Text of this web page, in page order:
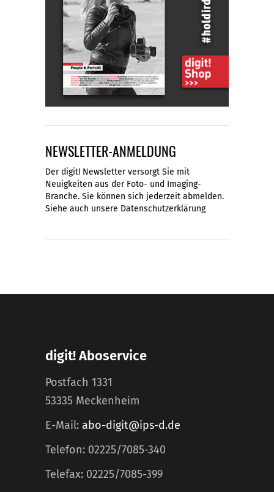
NEWSLETTER-ANMELDUNG
Der digit! Newsletter versorgt Sie mit
Neuigkeiten aus der Foto- und Imaging-
Branche. Sie können sich jederzeit abmelden.
Siehe auch unsere Datenschutzerklärung
digit! Aboservice
Postfach 1331
53335 Meckenheim
E-Mail: abo-digit@ips-d.de
Telefon: 02225/7085-340
Telefax: 02225/7085-399